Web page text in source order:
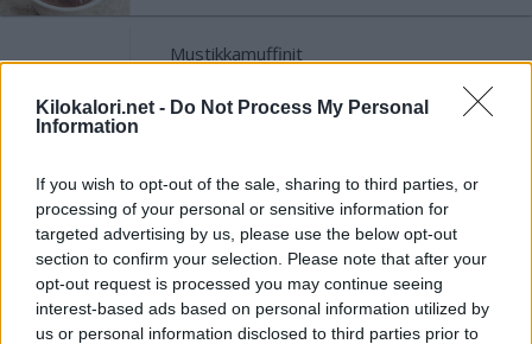
Kilokalori.net - Do Not Process My Personal
Information
If you wish to opt-out of the sale, sharing to third parties, or
processing of your personal or sensitive information for
targeted advertising by us, please use the below opt-out
section to confirm your selection. Please note that after your
opt-out request is processed you may continue seeing
interest-based ads based on personal information utilized by
us or personal information disclosed to third parties prior to
282 kcal
Mustikkamuffinit
372 kcal
Valkosuklaa juustokakku Valio
Mustikkarahka